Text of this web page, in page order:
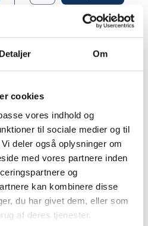
Detaljer Om
cookies
vores indhold og
til sociale medier og til
deler også oplysninger om
med vores partnere inden
og
kan kombinere disse
du har givet dem, eller som
af deres tjenester.
Mindstekøb 4 stk
BG11088-27+11096-27
#Bon Goût
Weekend Bag
Brown + Toilet
takse